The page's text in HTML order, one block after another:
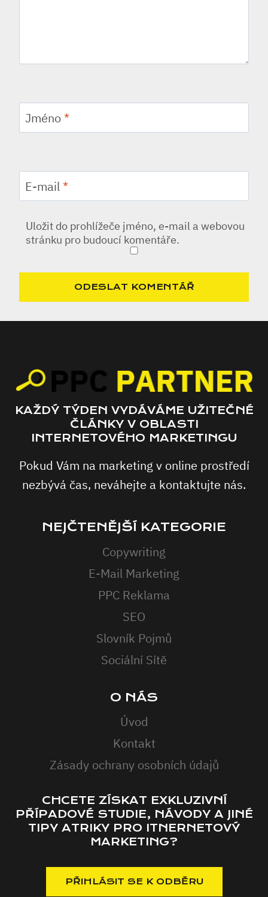
Jméno *
E-mail *
Uložit do prohlížeče jméno, e-mail a webovou
stránku pro budoucí komentáře.
KAŽDÝ TÝDEN VYDÁVÁME UŽITEČNÉ
ČLÁNKY V OBLASTI
INTERNETOVÉHO MARKETINGU
Pokud Vám na marketing v online prostředí
nezbývá čas, neváhejte a kontaktujte nás.
NEJČTENĚJŠÍ KATEGORIE
Copywriting
E-Mail Marketing
PPC Reklama
SEO
Slovník Pojmů
Sociální Sítě
O NÁS
Úvod
Kontakt
Zásady ochrany osobních údajů
CHCETE ZÍSKAT EXKLUZIVNÍ
PŘÍPADOVÉ STUDIE, NÁVODY A JINÉ
TIPY ATRIKY PRO ITNERNETOVÝ
MARKETING?